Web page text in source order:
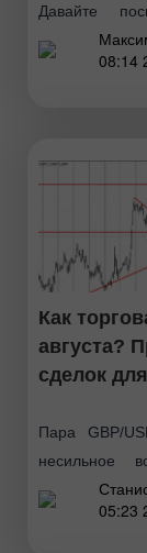
Давайте
разберемся
утреннем08:14
Как
августа?
сделок
Пара GBP/
несильное
за океана, и
05:23